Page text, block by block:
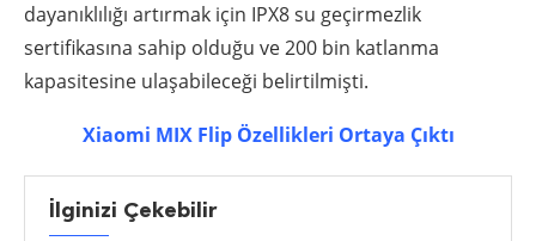
dayanıklılığı artırmak için IPX8 su geçirmezlik
sertifikasına sahip olduğu ve 200 bin katlanma
kapasitesine ulaşabileceği belirtilmişti.
Xiaomi MIX Flip Özellikleri Ortaya Çıktı
İlginizi Çekebilir